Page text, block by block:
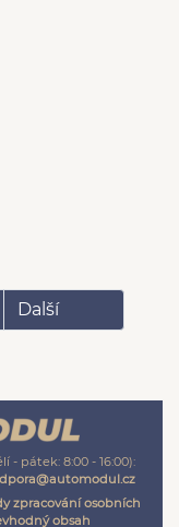
Další
pátek: 8:00 - 16:00):
zpracování osobních
obsah